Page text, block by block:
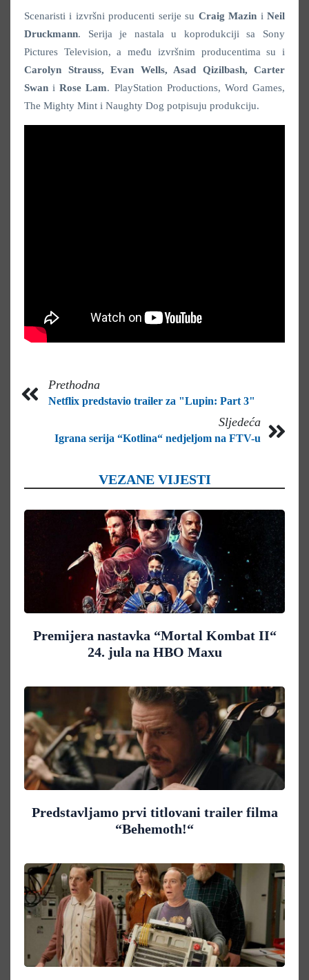
Scenaristi i izvršni producenti serije su Craig Mazin iNeil
Druckmann. Serija je nastala u koprodukciji sa Sony
Pictures Television, a među izvršnim producentima su i
Carolyn Strauss, Evan Wells, Asad Qizilbash, Carter
Swan iRose Lam. PlayStation Productions, Word Games,
The Mighty Mint i Naughty Dog potpisuju produkciju.
Prethodna
Netflix predstavio trailer za "Lupin: Part 3"
Sljedeća
Igrana serija “Kotlina“ nedjeljom na FTV-u
VEZANE VIJESTI
Premijera nastavka “Mortal Kombat II“
24. jula na HBO Maxu
Predstavljamo prvi titlovani trailer filma
“Behemoth!“